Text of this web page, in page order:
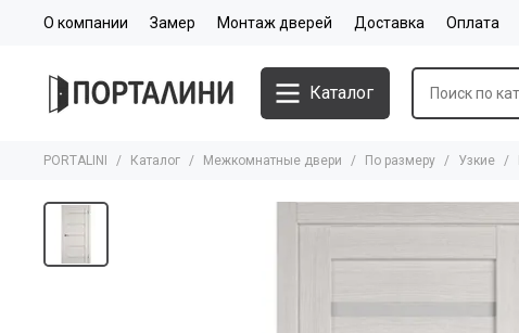
О компании Замер Монтаж дверей Доставка Оплата
Каталог
PORTALINI Каталог Межкомнатные двери По размеру Узкие